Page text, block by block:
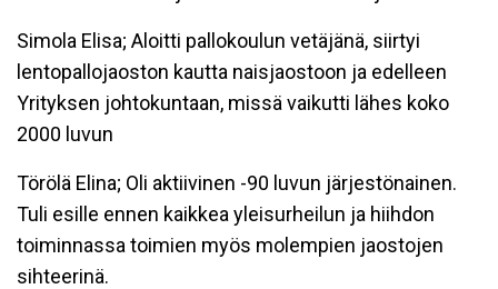
Simola Elisa; Aloitti pallokoulun vetäjänä, siirtyi
lentopallojaoston kautta naisjaostoon ja edelleen
Yrityksen johtokuntaan, missä vaikutti lähes koko
2000 luvun
Törölä Elina; Oli aktiivinen -90 luvun järjestönainen.
Tuli esille ennen kaikkea yleisurheilun ja hiihdon
toiminnassa toimien myös molempien jaostojen
sihteerinä.